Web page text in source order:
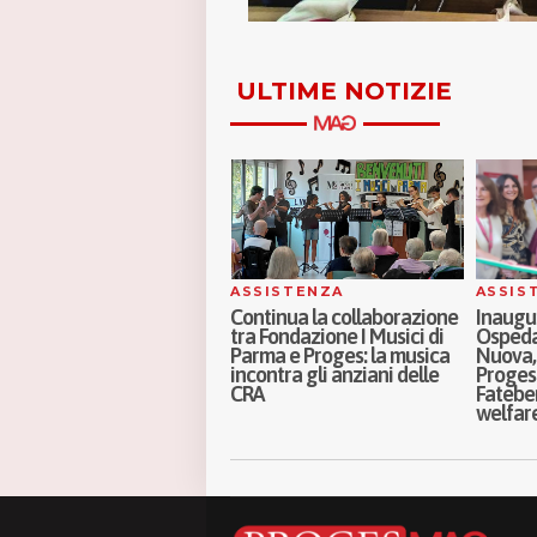
ULTIME NOTIZIE
ASSISTENZA
Inaugurati a Milano i nuovi
Ospedali di Comunità Porta
Nuova, Melloni e Sassi:
Proges al fianco di ASST
Fatebenefratelli Sacco nel
SOCI
Oltre i
parità
pillola